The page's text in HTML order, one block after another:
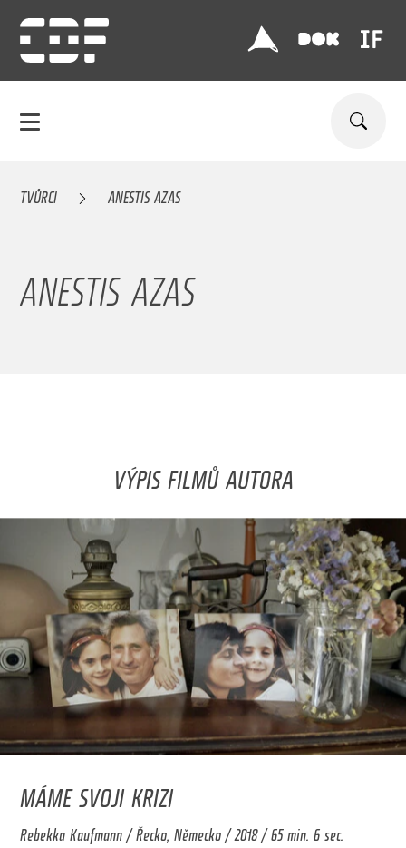
TVŮRCI ANESTIS AZAS
ANESTIS AZAS
VÝPIS FILMŮ AUTORA
MÁME SVOJI KRIZI
Rebekka Kaufmann / Řecko, Německo / 2018 / 65 min. 6 sec.